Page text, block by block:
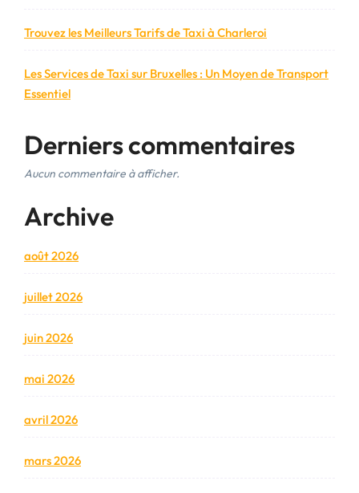
Trouvez les Meilleurs Tarifs de Taxi à Charleroi
Les Services de Taxi sur Bruxelles : Un Moyen de Transport
Essentiel
Derniers commentaires
Aucun commentaire à afficher.
Archive
août 2026
juillet 2026
juin 2026
mai 2026
avril 2026
mars 2026